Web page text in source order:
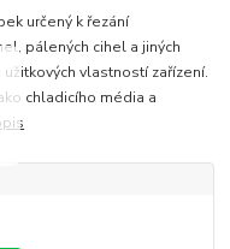
určený k řezání
pálených cihel a jiných
vlastností zařízení.
chladicího média a